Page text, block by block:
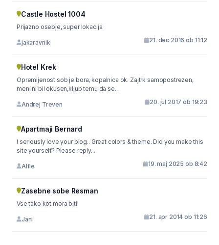
Castle Hostel 1004
Prijazno osebje, super lokacija.
jakaravnik 21. dec 2016 ob 11:12
Hotel Krek
Opremljenost sob je bora, kopalnica ok. Zajtrk samopostrezen,
meni ni bil okusen,kljub temu da se...
Andrej Treven 20. jul 2017 ob 19:23
Apartmaji Bernard
I seriously love your blog.. Great colors & theme. Did you make this
site yourself? Please reply...
Alfie 19. maj 2025 ob 8:42
Zasebne sobe Resman
Vse tako kot mora biti!
Jani 21. apr 2014 ob 11:26